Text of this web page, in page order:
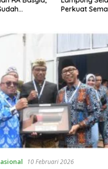
Pengabdian
Keterbukaan
10 Februari 2026